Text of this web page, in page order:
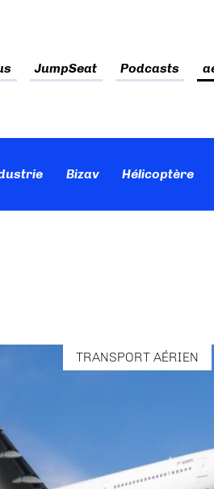
JumpSeat Podcasts
Bizav Hélicoptère
TRANSPORT AÉRIEN